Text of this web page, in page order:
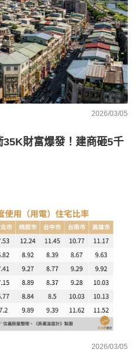
2026/03/05
財富爆發！建商砸5千
2026/03/05